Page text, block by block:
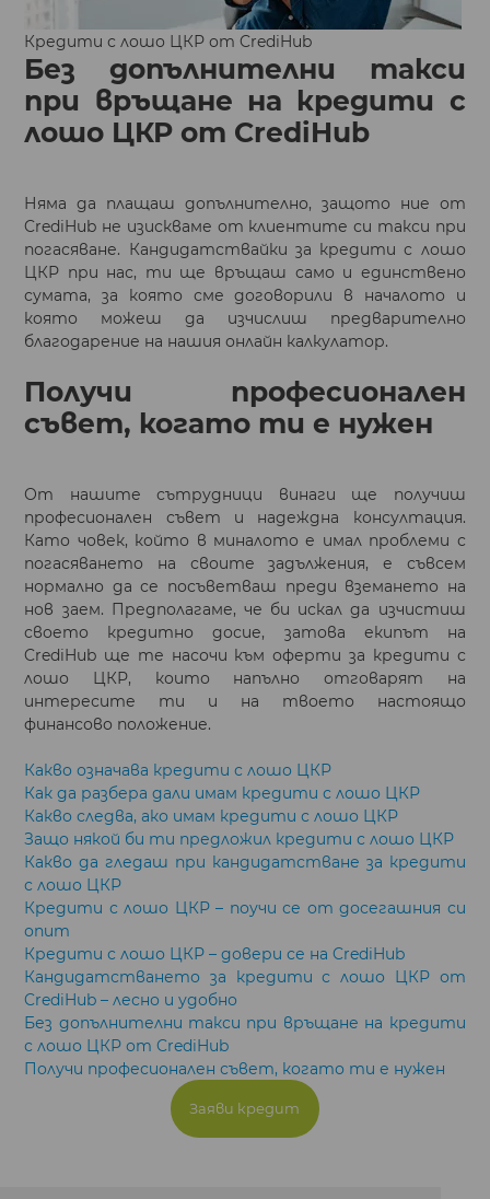
Кредити с лошо ЦКР от CrediHub
Без допълнителни такси
при връщане на кредити с
лошо ЦКР от CrediHub
Няма да плащаш допълнително, защото ние от
CrediHub не изискваме от клиентите си такси при
погасяване. Кандидатствайки за кредити с лошо
ЦКР при нас, ти ще връщаш само и единствено
сумата, за която сме договорили в началото и
която можеш да изчислиш предварително
благодарение на нашия онлайн калкулатор.
Получи професионален
съвет, когато ти е нужен
От нашите сътрудници винаги ще получиш
професионален съвет и надеждна консултация.
Като човек, който в миналото е имал проблеми с
погасяването на своите задължения, е съвсем
нормално да се посъветваш преди вземането на
нов заем. Предполагаме, че би искал да изчистиш
своето кредитно досие, затова екипът на
CrediHub ще те насочи към оферти за кредити с
лошо ЦКР, които напълно отговарят на
интересите ти и на твоето настоящо
финансово положение.
Какво означава кредити с лошо ЦКР
Как да разбера дали имам кредити с лошо ЦКР
Какво следва, ако имам кредити с лошо ЦКР
Защо някой би ти предложил кредити с лошо ЦКР
Какво да гледаш при кандидатстване за кредити
с лошо ЦКР
Кредити с лошо ЦКР – поучи се от досегашния си
опит
Кредити с лошо ЦКР – довери се на CrediHub
Кандидатстването за кредити с лошо ЦКР от
CrediHub – лесно и удобно
Без допълнителни такси при връщане на кредити
с лошо ЦКР от CrediHub
Получи професионален съвет, когато ти е нужен
Заяви кредит